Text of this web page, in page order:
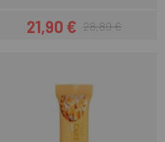
Preu
21,90 €Preu regular
28,89 €